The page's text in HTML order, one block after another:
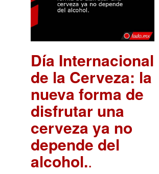
Día Internacional
de la Cerveza: la
nueva forma de
disfrutar una
cerveza ya no
depende del
alcohol..